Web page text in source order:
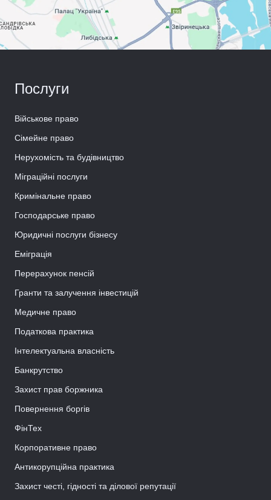
Послуги
Військове право
Сімейне право
Нерухомість та будівництво
Міграційні послуги
Кримінальне право
Господарське право
Юридичні послуги бізнесу
Еміграція
Перерахунок пенсій
Гранти та залучення інвестицій
Медичне право
Податкова практика
Інтелектуальна власність
Банкрутство
Захист прав боржника
Повернення боргів
ФінТех
Корпоративне право
Антикорупційна практика
Захист честі, гідності та ділової репутації